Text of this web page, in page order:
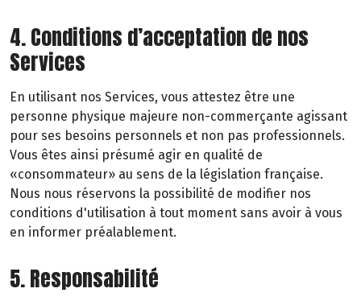
4. Conditions d’acceptation de nos
Services
En utilisant nos Services, vous attestez être une
personne physique majeure non-commerçante agissant
pour ses besoins personnels et non pas professionnels.
Vous êtes ainsi présumé agir en qualité de
«consommateur» au sens de la législation française.
Nous nous réservons la possibilité de modifier nos
conditions d'utilisation à tout moment sans avoir à vous
en informer préalablement.
5. Responsabilité